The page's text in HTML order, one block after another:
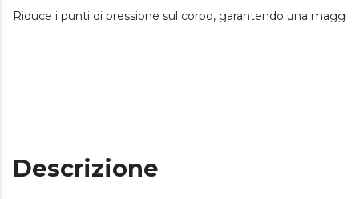
Riduce i punti di pressione sul corpo, garantendo una
Descrizione